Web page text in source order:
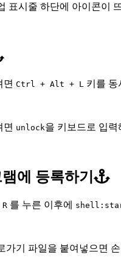
표시줄 하단에 아이콘이
면 Ctrl + Alt + L 키를 동
면 unlock을 키보드로 입
에 등록하기
를 누른 이후에
가기 파일을 붙여넣으면